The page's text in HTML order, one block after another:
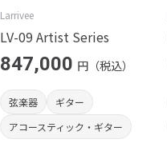
Larrivee
LV-09 Artist Series
847,000 円（税込）
弦楽器
ギター
アコースティック・ギター